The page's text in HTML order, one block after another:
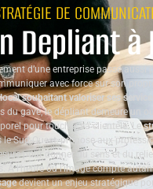
DE
Depliant
d’une entreprise passe aussi
avec force sur son
souhaitant valoriser ses services
du gave, le dépliant demeure un
pour toucher sa clientèle. Le
le Sud-Ouest, propose aux
pour donner du sens et du
À l’heure où l’image compte
devient un enjeu stratégique